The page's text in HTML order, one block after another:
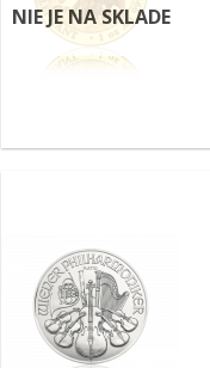
NIE JE NA SKLADE
obľúbeným